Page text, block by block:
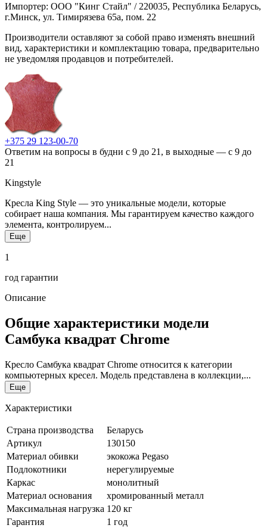
Импортер: ООО "Кинг Стайл" / 220035, Республика Беларусь,
г.Минск, ул. Тимирязева 65а, пом. 22
Производители оставляют за собой право изменять внешний
вид, характеристики и комплектацию товара, предварительно
не уведомляя продавцов и потребителей.
+375 29 123-00-70
Ответим на вопросы в будни с 9 до 21, в выходные — с 9 до
21
Kingstyle
Кресла King Style — это уникальные модели, которые
собирает наша компания. Мы гарантируем качество каждого
элемента, контролируем...
Еще
1
год гарантии
Описание
Общие характеристики модели
Самбука квадрат Chrome
Кресло Самбука квадрат Chrome относится к категории
компьютерных кресел. Модель представлена в коллекции,...
Еще
Характеристики
Страна производства
Беларусь
Артикул
130150
Материал обивки
экокожа Pegaso
Подлокотники
нерегулируемые
Каркас
монолитный
Материал основания
хромированный металл
Максимальная нагрузка 120 кг
Гарантия
1 год